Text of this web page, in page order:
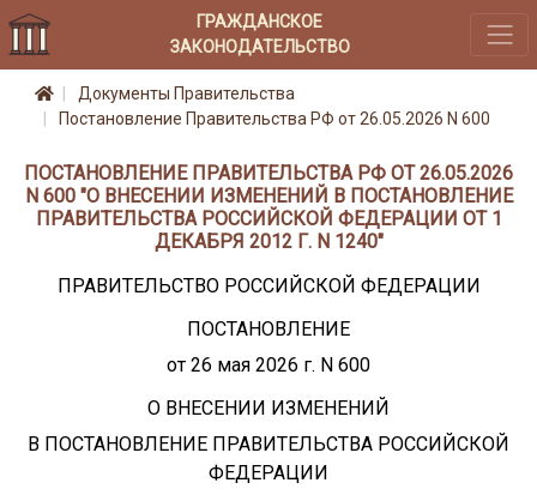
ГРАЖДАНСКОЕ
ЗАКОНОДАТЕЛЬСТВО
Документы Правительства
Постановление Правительства РФ от 26.05.2026 N 600
ПОСТАНОВЛЕНИЕ ПРАВИТЕЛЬСТВА РФ ОТ 26.05.2026
N 600 "О ВНЕСЕНИИ ИЗМЕНЕНИЙ В ПОСТАНОВЛЕНИЕ
ПРАВИТЕЛЬСТВА РОССИЙСКОЙ ФЕДЕРАЦИИ ОТ 1
ДЕКАБРЯ 2012 Г. N 1240"
ПРАВИТЕЛЬСТВО РОССИЙСКОЙ ФЕДЕРАЦИИ
ПОСТАНОВЛЕНИЕ
от 26 мая 2026 г. N 600
О ВНЕСЕНИИ ИЗМЕНЕНИЙ
В ПОСТАНОВЛЕНИЕ ПРАВИТЕЛЬСТВА РОССИЙСКОЙ
ФЕДЕРАЦИИ